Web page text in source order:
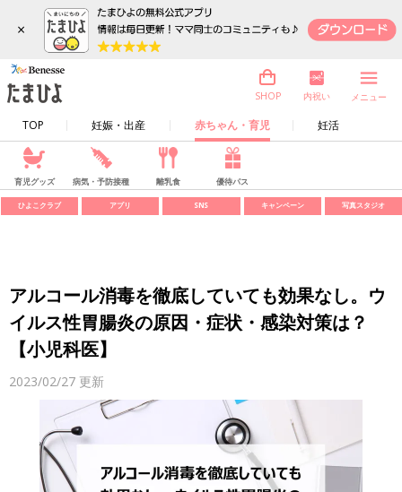
×
TOP 妊娠・出産 赤ちゃん・育児 妊活
SHOP 内祝い メニュー
育児グッズ 病気・予防接種 離乳食 優待パス
ひよこクラブ アプリ SNS キャンペーン 写真スタジオ
アルコール消毒を徹底していても効果なし。ウ
イルス性胃腸炎の原因・症状・感染対策は？
【小児科医】
2023/02/27 更新